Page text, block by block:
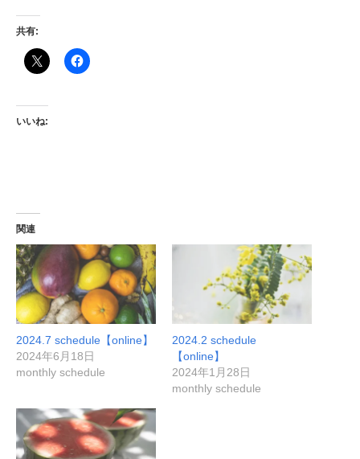
共有:
いいね:
関連
2024.7 schedule【online】
2024年6月18日
monthly schedule
2024.2 schedule
【online】
2024年1月28日
monthly schedule